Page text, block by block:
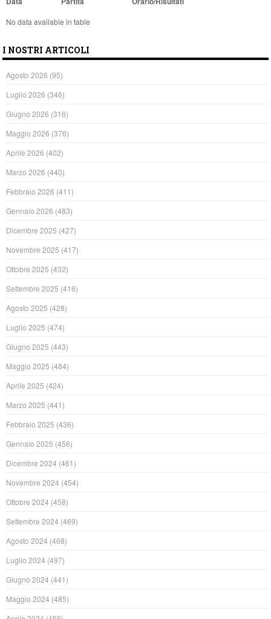
No data available in table
I NOSTRI ARTICOLI
Agosto 2026 (95)
Luglio 2026 (346)
Giugno 2026 (316)
Maggio 2026 (376)
Aprile 2026 (402)
Marzo 2026 (440)
Febbraio 2026 (411)
Gennaio 2026 (483)
Dicembre 2025 (427)
Novembre 2025 (417)
Ottobre 2025 (432)
Settembre 2025 (416)
Agosto 2025 (428)
Luglio 2025 (474)
Giugno 2025 (443)
Maggio 2025 (484)
Aprile 2025 (424)
Marzo 2025 (441)
Febbraio 2025 (436)
Gennaio 2025 (456)
Dicembre 2024 (461)
Novembre 2024 (454)
Ottobre 2024 (458)
Settembre 2024 (469)
Agosto 2024 (468)
Luglio 2024 (497)
Giugno 2024 (441)
Maggio 2024 (485)